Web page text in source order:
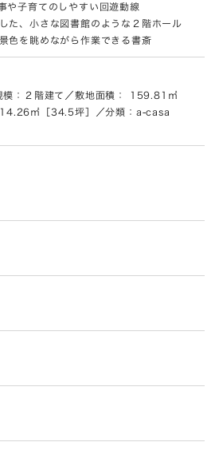
や子育てのしやすい回遊動線
た、小さな図書館のような２階ホール
色を眺めながら作業できる書斎
模：２階建て／敷地面積： 159.81㎡
㎡［34.5坪］／分類：a-casa